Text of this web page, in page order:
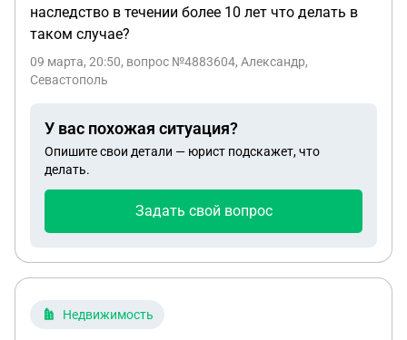
наследство в течении более 10 лет что делать в
таком случае?
09 марта, 20:50, вопрос №4883604, Александр,
Севастополь
У вас похожая ситуация?
Опишите свои детали — юрист подскажет, что
делать.
Задать свой вопрос
Недвижимость